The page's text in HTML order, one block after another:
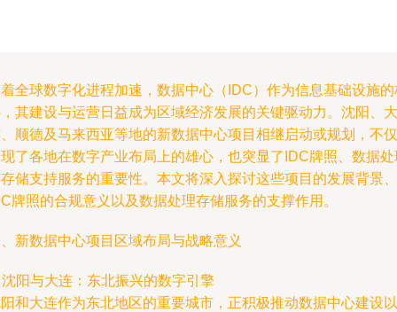
全球数字化进程加速，数据中心（IDC）作为信息基础设施的
其建设与运营日益成为区域经济发展的关键驱动力。沈阳、大
顺德及马来西亚等地的新数据中心项目相继启动或规划，不仅
了各地在数字产业布局上的雄心，也突显了IDC牌照、数据处
储支持服务的重要性。本文将深入探讨这些项目的发展背景、
牌照的合规意义以及数据处理存储服务的支撑作用。
新数据中心项目区域布局与战略意义
阳与大连：东北振兴的数字引擎
和大连作为东北地区的重要城市，正积极推动数据中心建设以